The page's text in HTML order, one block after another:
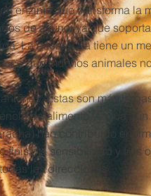
enzima que transforma la
de ayuno, ya que
La cucaracha tiene un
que muchos animales
Estas son más
de alimento y agua
han contribuido
finísima sensibilidad y tres
las direcciones.